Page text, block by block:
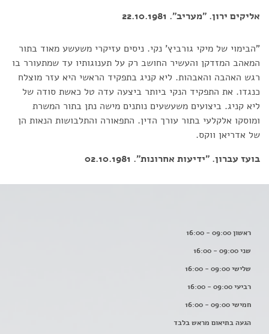
אליקים ירון. "מעריב". 22.10.1981
"הבימוי של מיקי גורביץ' נקי. ניסים עזיקרי משעשע מאוד בתור
המאהב המזדקן והעשיר החושב רק על תענוגותיו עד שמתעורר בו
רגש האהבה והאבהות. ליא קניג בתפקיד הראשי היא עזר מוצלח
כנגדו. את התפקיד הנקי ביותר ביצעה עדה טל כאשת סודה של
ליא קניג. ביצועים משעשעים נותנים מישה נתן בתור המשרת
ומוסקו אלקלעי בתור עורך הדין. התפאורה והתלבושות הנאות הן
של אדריאן ווקס.
בועז עברון. "ידיעות אחרונות". 02.10.1981
ראשון 09:00 - 16:00
שני 09:00 - 16:00
שלישי 09:00 - 16:00
רביעי 09:00 - 16:00
חמישי 09:00 - 16:00
הגעה בתיאום מראש בלבד